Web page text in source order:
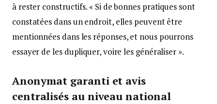
à rester constructifs. « Si de bonnes pratiques sont
constatées dans un endroit, elles peuvent être
mentionnées dans les réponses, et nous pourrons
essayer de les dupliquer, voire les généraliser ».
Anonymat garanti et avis
centralisés au niveau national